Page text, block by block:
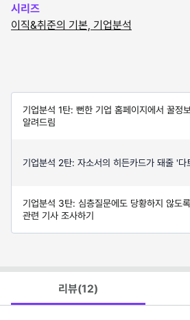
시리즈
이직&취준의 기본, 기업분석
기업분석 1탄: 뻔한 기업 홈페이지에서 꿀정
알려드림
기업분석 2탄: 자소서의 히든카드가 돼줄 '다
기업분석 3탄: 심층질문에도 당황하지 않도
관련 기사 조사하기
리뷰(12)